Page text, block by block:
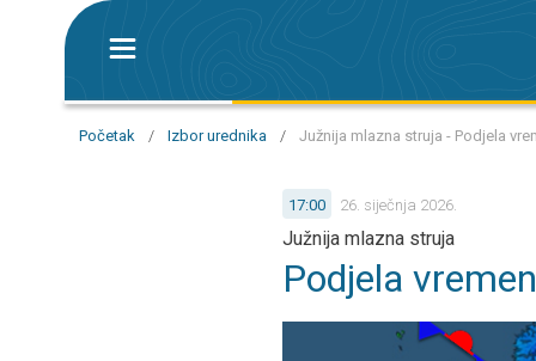
Početak / Izbor urednika / Južnija mlazna struja - Podjela
17:00 26. siječnja 2026.
Južnija mlazna struja
Podjela